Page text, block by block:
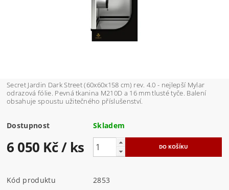
Secret Jardin Dark Street (60x60x158 cm) rev. 4.0 - nejlepší Mylar
odrazová fólie. Pevná tkanina M210D a 16 mm tlusté tyče. Balení
obsahuje spoustu užitečného příslušenství.
Dostupnost Skladem
6 050 Kč/ ks
Kód produktu
2853